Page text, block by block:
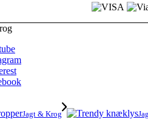
Jagt & Krog